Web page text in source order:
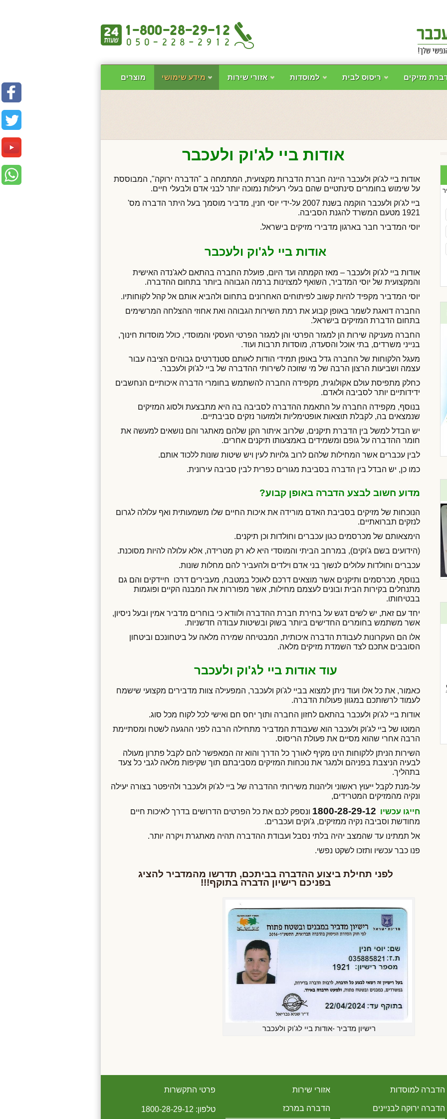
מזיקים ריסוס לבית למוסדות אזורי שירות מידע שימושי מוצרים
אודות ביי לג'וק ולעכבר
אודות ביי לג'וק ולעכבר היינה חברת הדברות מקצועית, המתמחה ב "הדברה ירוקה", המבוססת
על שימוש בחומרים סינתטיים שהם בעלי רעילות נמוכה יותר לבני אדם ולבעלי חיים.
ביי לג'וק ולעכבר הוקמה בשנת 2007 על-ידי יוסי חנין, מדביר מוסמך בעל היתר הדברה מס'
1921 מטעם המשרד להגנת הסביבה.
יוסי המדביר חבר בארגון מדבירי מזיקים בישראל.
אודות ביי לג'וק ולעכבר
אודות ביי לג'וק ולעכבר – מאז הקמתה ועד היום, פועלת החברה בהתאם לאג'נדה האישית
והמקצועית של יוסי המדביר, השואף למצוינות ברמה הגבוהה ביותר בתחום ההדברה.
יוסי המדביר מקפיד להיות קשוב לפיתוחים האחרונים בתחום ולהביא אותם אל קהל לקוחותיו.
החברה דואגת לשמר באופן קבוע את רמת השירות הגבוהה ואת אחוזי ההצלחה המרשימים
בתחום הדברת המזיקים בישראל.
החברה מעניקה שירות הן למגזר הפרטי והן למגזר הפרטי העסקי והמוסדי, כולל מוסדות חינוך,
בנייני משרדים, בתי אוכל והסעדה, מוסדות תרבות ועוד.
מעגל הלקוחות של החברה גדל באופן תמידי הודות לאותם סטנדרטים גבוהים הציבה עבור
עצמה ושביעות הרצון הרבה של מי שזוכה לשירותי ההדברה של ביי לג'וק ולעכבר.
כחלק מתפיסת עולם אקולוגית, מקפידה החברה להשתמש בחומרי הדברה איכותיים הנחשבים
ידידותיים יותר לסביבה ולאדם.
בנוסף, מקפידה החברה על התאמת ההדברה לסביבה בה היא מתבצעת ולסוג המזיקים
שנמצאים בה, לקבלת תוצאות אופטימליות ולמזעור נזקים סביבתיים.
יש הבדל למשל בין הדברת תיקנים, שלרוב איתור הקן שלהם מאתגר והם נושאים למעשה את
חומר ההדברה על גופם ומשמידים באמצעותו תיקנים אחרים.
לבין עכברים אשר המחילות שלהם לרוב גלויות לעין ויש שיטות שונות ללכוד אותם.
כמו כן, יש הבדל בין הדברה בסביבת מגורים כפרית לבין סביבה עירונית.
מדוע חשוב לבצע הדברה באופן קבוע?
הנוכחות של מזיקים בסביבת האדם מורידה את איכות החיים שלו משמעותית ואף עלולה לגרום
לנזקים תברואתיים.
הימצאותם של מכרסמים כגון עכברים וחולדות וכן תיקנים.
(הידועים בשם ג'וקים), במרחב הביתי והמוסדי היא לא רק מטרידה, אלא עלולה להיות מסוכנת.
עכברים וחולדות עלולים לנשוך בני אדם וילדים ולהעביר להם מחלות שונות.
בנוסף, מכרסמים ותיקנים אשר מוצאים דרכם לאוכל במטבח, מעבירים דרכו חיידקים והם גם
מתנחלים בקירות הבית ובונים לעצמם מחילות, אשר מפוררות את המבנה הקיים ופוגמות
בבטיחותו.
יחד עם זאת, יש לשים דגש על בחירת חברת ההדברה ולוודא כי בוחרים מדביר אמין ובעל ניסיון,
אשר משתמש בחומרים החדישים ביותר בשוק ובשיטות עבודה חדשניות.
אלו הם העקרונות לעבודת הדברה איכותית, המבטיחה שמירה מלאה על ביטחונכם וביטחון
הסובבים אתכם לצד השמדת מזיקים מלאה.
עוד אודות ביי לג'וק ולעכבר
כאמור, את כל אלו ועוד ניתן למצוא בביי לג'וק ולעכבר, המפעילה צוות מדבירים מקצועי שישמח
לעמוד לרשותכם במגוון פעולות הדברה.
אודות ביי לג'וק ולעכבר בהתאם לחזון החברה ותוך יחס חם ואישי לכל לקוח מכל סוג.
המוטו של ביי לג'וק ולעכבר הוא שעבודת המדביר מתחילה הרבה לפני ההגעה לשטח ומסתיימת
הרבה אחרי שהוא מסיים את פעולת הריסוס.
השירות הניתן ללקוחות הינו מקיף לאורך כל הדרך והוא זה המאפשר להם לקבל פתרון מעולה
לבעיה הניצבת בפניהם ולמגר את נוכחות המזיקים מסביבתם תוך שקיפות מלאה לגבי כל צעד
בתהליך.
על-מנת לקבל ייעוץ ראשוני וליהנות משירותי ההדברה של ביי לג'וק ולעכבר ולהיפטר בצורה יעילה
ונקיה מהמזיקים המטרידים,
חייגו עכשיו 1800-28-29-12 ונספק לכם את כל הפרטים הדרושים בדרך לאיכות חיים
מחודשת וסביבה נקיה ממזיקים, ג'וקים ועכברים.
אל תמתינו עד שהמצב יהיה בלתי נסבל ועבודת ההדברה תהיה מאתגרת ויקרה יותר.
פנו כבר עכשיו ותזכו לשקט נפשי.
לפני תחילת ביצוע ההדברה בביתכם, תדרשו מהמדביר להציג
בפניכם רישיון הדברה בתוקף!!!
רישיון מדביר -אודות ביי לג'וק ולעכבר
פרטי התקשרות
טלפון: 1800-28-29-12
אזורי שירות
הדברה במרכז
הדברה למוסדות
הדברה ירוקה לבניינים